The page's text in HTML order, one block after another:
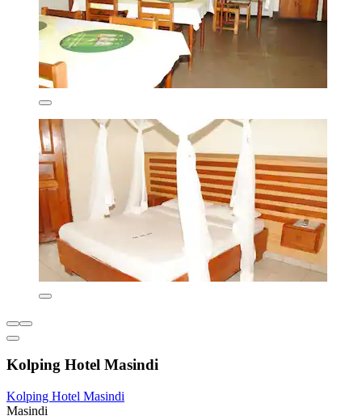
Kolping Hotel Masindi
Kolping Hotel Masindi
Masindi